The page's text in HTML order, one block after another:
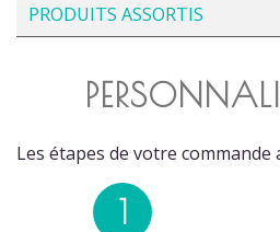
PRODUITS ASSORTIS
Les étapes de votre
1